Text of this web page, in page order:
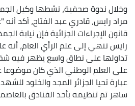
وخلال ندوة صحفية، نشطها وكيل
قانون الإجراءات الجزائية فإن نيابة
رايس تنهي إلى علم الرأي العام، أنه
تداولها على نطاق واسع يظهر فيه
على العلم الوطني الذي كان موضوعا
عبارة تحيا الجزائر المجد والخلود
ساهر تم تنظيمه بأحد الفنادق